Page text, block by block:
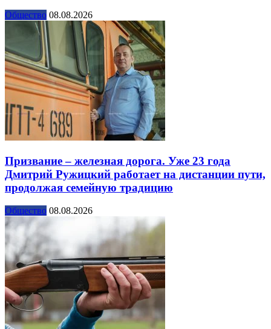
Общество 08.08.2026
Призвание – железная дорога. Уже 23 года
Дмитрий Ружицкий работает на дистанции пути,
продолжая семейную традицию
Общество 08.08.2026